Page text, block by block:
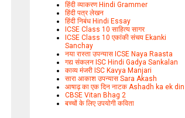
हिंदी व्याकरण Hindi Grammer
हिंदी पत्र लेखन
हिंदी निबंध Hindi Essay
ICSE Class 10 साहित्य सागर
ICSE Class 10 एकांकी संचय Ekanki
Sanchay
नया रास्ता उपन्यास ICSE Naya Raasta
गद्य संकलन ISC Hindi Gadya Sankalan
काव्य मंजरी ISC Kavya Manjari
सारा आकाश उपन्यास Sara Akash
आषाढ़ का एक दिन नाटक Ashadh ka ek din
CBSE Vitan Bhag 2
बच्चों के लिए उपयोगी कविता